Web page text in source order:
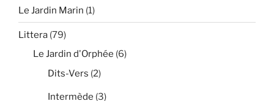
Le Jardin Marin (1)
Littera (79)
Le Jardin d'Orphée (6)
Dits-Vers (2)
Intermède (3)